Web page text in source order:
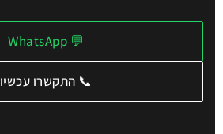
💬 WhatsApp
📞 התקשרו עכשיו